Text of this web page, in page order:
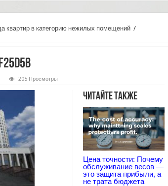
квартир в категорию нежилых помещений /
205 Просмотры
Читайте также
Цена точности: Почему
обслуживание весов —
это защита прибыли, а
не трата бюджета